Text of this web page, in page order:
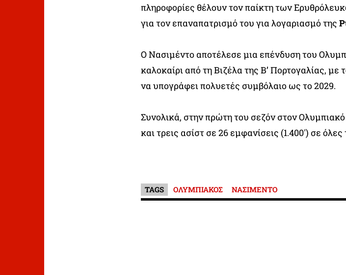
πληροφορίες θέλουν τον παίκτη των
για τον επαναπατρισμό του για λογαριασμό της
Ο Νασιμέντο αποτέλεσε μια επένδυση του
καλοκαίρι από τη Βιζέλα της Β’ Πορτογαλίας,
να υπογράφει πολυετές συμβόλαιο ως το 2029.
Συνολικά, στην πρώτη του σεζόν στον
και τρεις ασίστ σε 26 εμφανίσεις (1.400′) σε
TAGS ΟΛΥΜΠΙΑΚΟΣ ΝΑΣΙΜΕΝΤΟ